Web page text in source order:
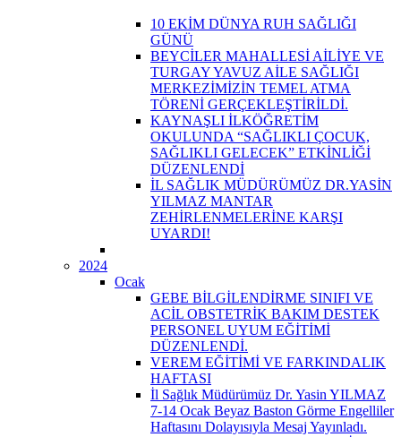
10 EKİM DÜNYA RUH SAĞLIĞI
GÜNÜ
BEYCİLER MAHALLESİ AİLİYE VE
TURGAY YAVUZ AİLE SAĞLIĞI
MERKEZİMİZİN TEMEL ATMA
TÖRENİ GERÇEKLEŞTİRİLDİ.
KAYNAŞLI İLKÖĞRETİM
OKULUNDA “SAĞLIKLI ÇOCUK,
SAĞLIKLI GELECEK” ETKİNLİĞİ
DÜZENLENDİ
İL SAĞLIK MÜDÜRÜMÜZ DR.YASİN
YILMAZ MANTAR
ZEHİRLENMELERİNE KARŞI
UYARDI!
2024
Ocak
GEBE BİLGİLENDİRME SINIFI VE
ACİL OBSTETRİK BAKIM DESTEK
PERSONEL UYUM EĞİTİMİ
DÜZENLENDİ.
VEREM EĞİTİMİ VE FARKINDALIK
HAFTASI
İl Sağlık Müdürümüz Dr. Yasin YILMAZ
7-14 Ocak Beyaz Baston Görme Engelliler
Haftasını Dolayısıyla Mesaj Yayınladı.